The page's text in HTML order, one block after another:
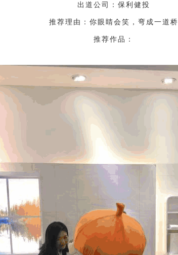
出道公司：保利健投
推荐理由：你眼睛会笑，弯成一道桥
推荐作品：